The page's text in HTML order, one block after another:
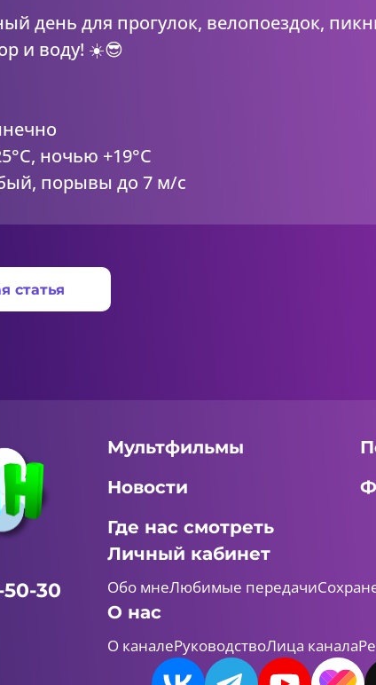
день для прогулок, велопоездок,
и воду! ☀️😎
ночью +19°C
порывы до 7 м/с
статья
30
Мультфильмы
Новости
Где нас смотреть
Личный кабинет
Обо мнеЛюбимые передачи
О нас
О каналеРуководствоЛица канала